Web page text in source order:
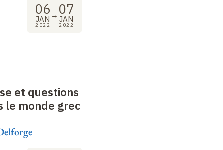
06
JAN
2022
→ 07
JAN
2022
et questions
le monde grec